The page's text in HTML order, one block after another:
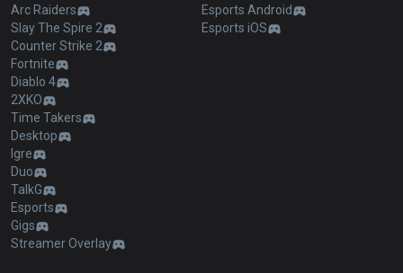
Arc Raiders
Slay The Spire 2
Counter Strike 2
Fortnite
Diablo 4
2XKO
Time Takers
Desktop
Igre
Duo
TalkG
Esports
Gigs
Streamer Overlay
Esports Android
Esports iOS